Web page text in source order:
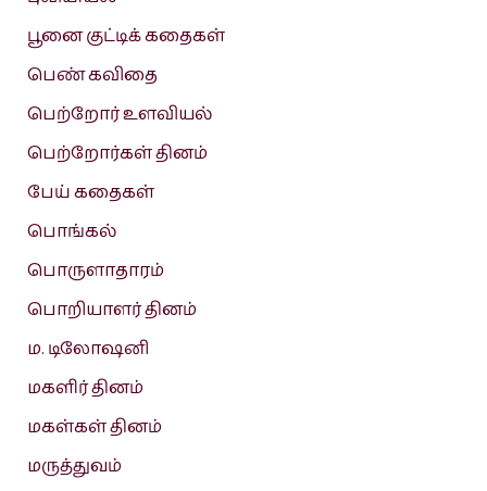
பூனை குட்டிக் கதைகள்
பெண் கவிதை
பெற்றோர் உளவியல்
பெற்றோர்கள் தினம்
பேய் கதைகள்
பொங்கல்
பொருளாதாரம்
பொறியாளர் தினம்
ம. டிலோஷனி
மகளிர் தினம்
மகள்கள் தினம்
மருத்துவம்